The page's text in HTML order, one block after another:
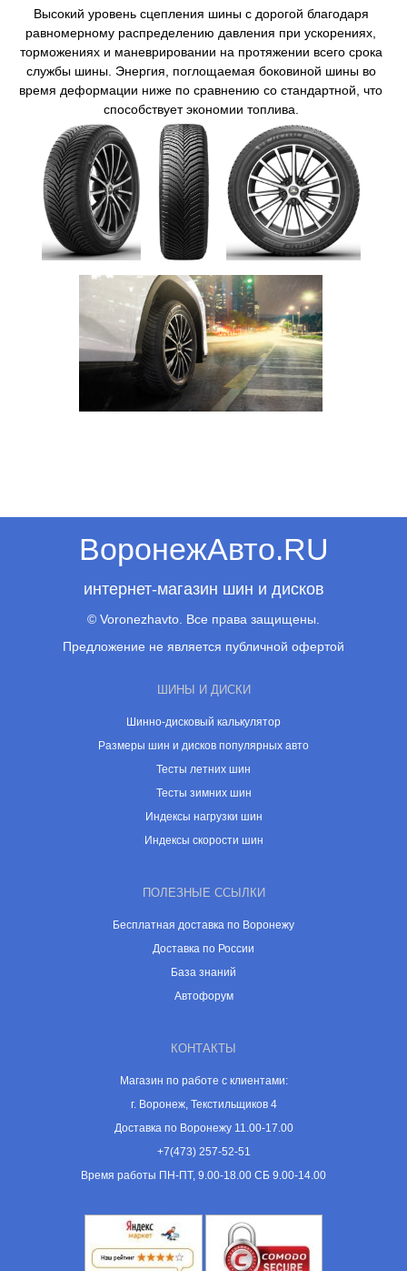
​ Высокий уровень сцепления шины с дорогой благодаря
равномерному распределению давления при ускорениях,
торможениях и маневрировании на протяжении всего срока
службы шины.​ Энергия, поглощаемая боковиной шины во
время деформации ниже по сравнению со стандартной, что
способствует экономии топлива​.
ВоронежАвто.RU
интернет-магазин шин и дисков
© Voronezhavto. Все права защищены.
Предложение не является публичной офертой
ШИНЫ И ДИСКИ
Шинно-дисковый калькулятор
Размеры шин и дисков популярных авто
Тесты летних шин
Тесты зимних шин
Индексы нагрузки шин
Индексы скорости шин
ПОЛЕЗНЫЕ ССЫЛКИ
Бесплатная доставка по Воронежу
Доставка по России
База знаний
Автофорум
КОНТАКТЫ
Магазин по работе с клиентами:
г. Воронеж, Текстильщиков 4
Доставка по Воронежу 11.00-17.00
+7(473) 257-52-51
Время работы ПН-ПТ, 9.00-18.00 СБ 9.00-14.00